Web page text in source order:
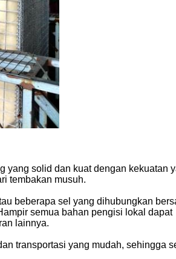
yang solid dan kuat dengan kekuatan
tembakan musuh.
beberapa sel yang dihubungkan
semua bahan pengisi lokal dapat
lainnya.
transportasi yang mudah, sehingga